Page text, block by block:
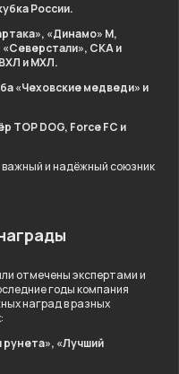
России.
«Динамо» М,
СКА и
и МХЛ.
«Чеховские медведи» и
TOP DOG, Force FC и
важный и надёжный союзник
отмечены экспертами и
годы компания
наград в разных
рунета», «Лучший